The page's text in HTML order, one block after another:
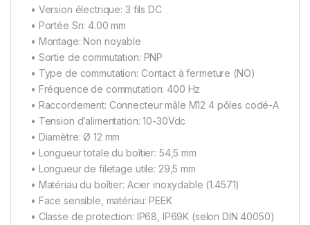
• Version électrique: 3 fils DC
• Portée Sn: 4.00 mm
• Montage: Non noyable
• Sortie de commutation: PNP
• Type de commutation: Contact à fermeture (NO)
• Fréquence de commutation: 400 Hz
• Raccordement: Connecteur mâle M12 4 pôles codé-A
• Tension d’alimentation: 10-30Vdc
• Diamètre: Ø 12 mm
• Longueur totale du boîtier: 54,5 mm
• Longueur de filetage utile: 29,5 mm
• Matériau du boîtier: Acier inoxydable (1.4571)
• Face sensible, matériau: PEEK
• Classe de protection: IP68, IP69K (selon DIN 40050)